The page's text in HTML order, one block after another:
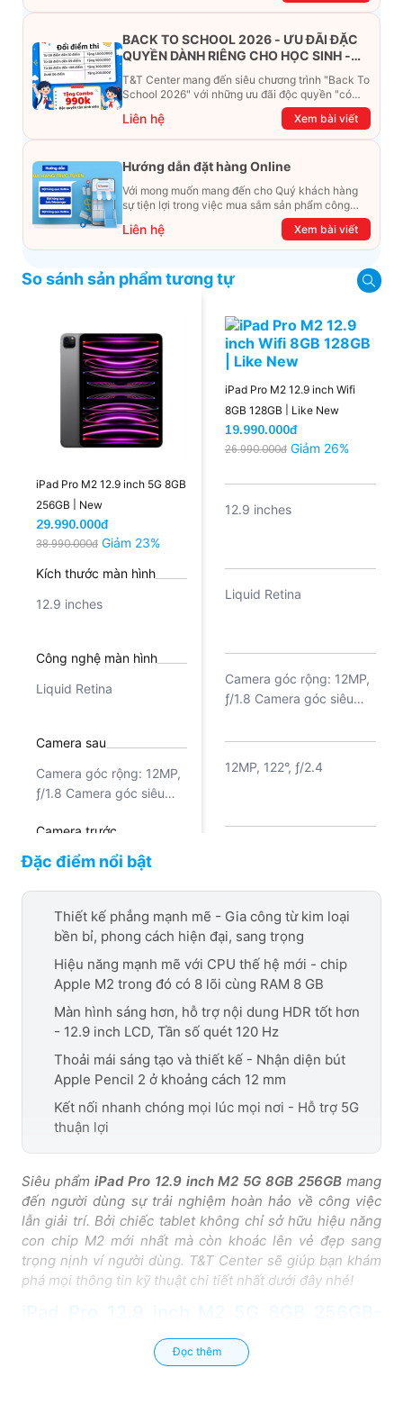
BACK TO SCHOOL 2026 - ƯU ĐÃI ĐẶC
QUYỀN DÀNH RIÊNG CHO HỌC SINH -
T&T Center mang đến siêu chương trình "Back To
School 2026" với những ưu đãi độc quyền "có
một không hai". Đừng để chiếc ví phải "ét-ô-ét",
cùng khám phá ngay ưu đãi siêu khủng dưới đây
nhé!
Liên hệ Xem bài viết
Hướng dẫn đặt hàng Online
Với mong muốn mang đến cho Quý khách hàng
sự tiện lợi trong việc mua sắm sản phẩm công
nghệ từ xa. Trong bài viết này, T&T Center sẽ
hướng dẫn chi tiết cách mua hàng trực tuyến qua
các kênh online Website, Zalo, Messenger và
dễ dàng và nhanh chóng nhất. Cùng xem ngay
Liên hệ Xem bài viết
So sánh sản phẩm tương tự
iPad Pro M2 12.9 inch 5G 8GB
256GB | New
29.990.000đ
38.990.000đ Giảm 23%
Kích thước màn hình
12.9 inches
Công nghệ màn hình
Liquid Retina
Camera sau
Camera góc rộng: 12MP,
ƒ/1.8 Camera góc siêu
Camera trước
12MP, 122°, ƒ/2.4
Chipset
Apple M2
iPad Pro M2 12.9 inch Wifi
8GB 128GB | Like New
19.990.000đ
26.990.000đ Giảm 26%
12.9 inches
Liquid Retina
Camera góc rộng: 12MP,
ƒ/1.8 Camera góc siêu
12MP, 122°, ƒ/2.4
Đặc điểm nổi bật
Thiết kế phẳng mạnh mẽ - Gia công từ kim loại
bền bỉ, phong cách hiện đại, sang trọng
Hiệu năng mạnh mẽ với CPU thế hệ mới - chip
Apple M2 trong đó có 8 lõi cùng RAM 8 GB
Màn hình sáng hơn, hỗ trợ nội dung HDR tốt hơn
- 12.9 inch LCD, Tần số quét 120 Hz
Thoải mái sáng tạo và thiết kế - Nhận diện bút
Apple Pencil 2 ở khoảng cách 12 mm
Kết nối nhanh chóng mọi lúc mọi nơi - Hỗ trợ 5G
thuận lợi
Siêu phẩm iPad Pro 12.9 inch M2 5G 8GB 256GB mang
đến người dùng sự trải nghiệm hoàn hảo về công việc
lẫn giải trí. Bởi chiếc tablet không chỉ sở hữu hiệu năng
con chip M2 mới nhất mà còn khoác lên vẻ đẹp sang
trọng nịnh ví người dùng. T&T Center sẽ giúp bạn khám
phá mọi thông tin kỹ thuật chi tiết nhất dưới đây nhé!
Hiệu năng mạnh mẽ, phong cách thời
Đọc thêm